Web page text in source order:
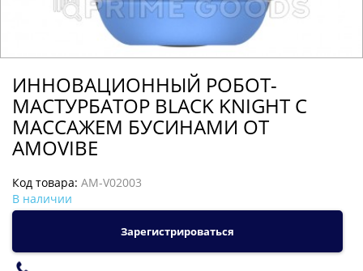
ИННОВАЦИОННЫЙ РОБОТ-
МАСТУРБАТОР BLACK KNIGHT С
МАССАЖЕМ БУСИНАМИ ОТ
AMOVIBE
Код товара: AM-V02003
В наличии
Зарегистрироваться